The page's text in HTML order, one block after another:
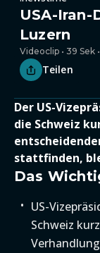
USA-Iran-
Luzern
Videoclip • 39 Sek
Teilen
Der US-
die Schweiz
stattfinden,
Das
US-
Schweiz